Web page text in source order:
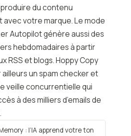
du contenu
votre marque. Le mode
Autopilot génère aussi des
hebdomadaires à partir
RSS et blogs. Hoppy Copy
ailleurs un spam checker et
veille concurrentielle qui
à des milliers d’emails de
: l’IA apprend votre ton